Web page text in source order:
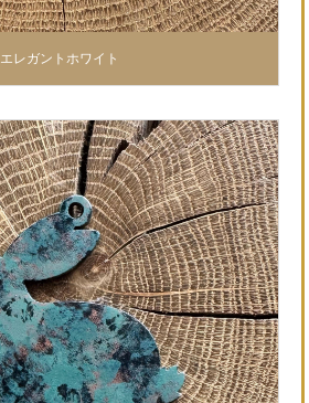
エレガントホワイト